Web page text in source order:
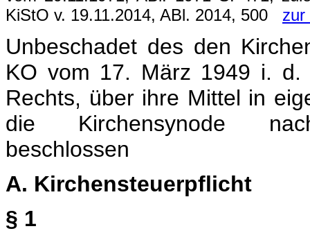
KiStO v. 19.11.2014, ABl. 2014, 500 zur
Unbeschadet des den
KO vom 17. März 1949 i. d.
Rechts, über ihre Mittel in
die Kirchensynode
beschlossen
A. Kirchensteuerpflicht
§ 1